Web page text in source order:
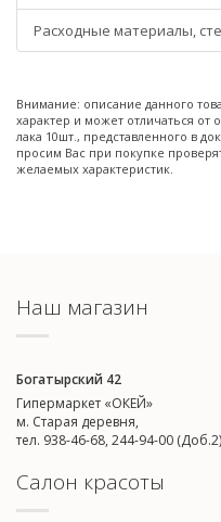
Расходные материалы,
Внимание: описание данного
характер и может отличаться от
лака 10шт., представленного в
просим Вас при покупке
желаемых характеристик.
Наш магазин
Богатырский 42
Гипермаркет «ОКЕЙ»
м. Старая деревня,
тел. 938-46-68, 244-94-00
Салон красоты